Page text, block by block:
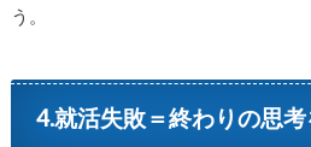
う。
4.就活失敗＝終わりの思